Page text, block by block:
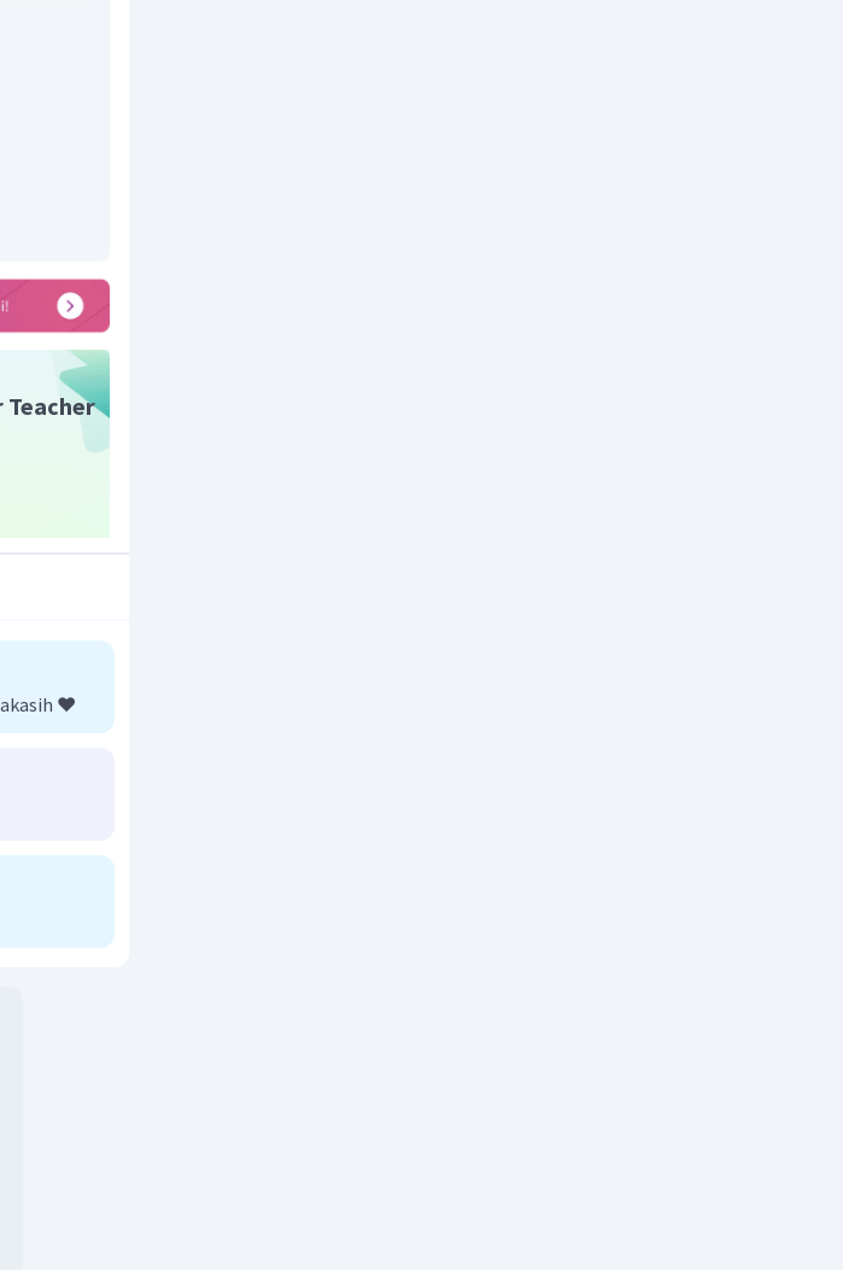
Teacher
❤️